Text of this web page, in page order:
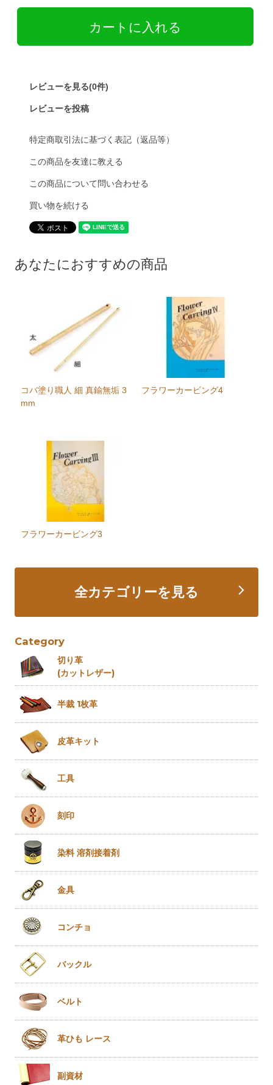
レビューを見る(0件)
レビューを投稿
特定商取引法に基づく表記（返品等）
この商品を友達に教える
この商品について問い合わせる
買い物を続ける
あなたにおすすめの商品
コバ塗り職人 細 真鍮無垢 3
mm
フラワーカービング4
フラワーカービング3
全カテゴリーを見る
Category
切り革
(カットレザー)
半裁 1枚革
皮革キット
工具
刻印
染料 溶剤接着剤
金具
コンチョ
バックル
ベルト
革ひも レース
副資材